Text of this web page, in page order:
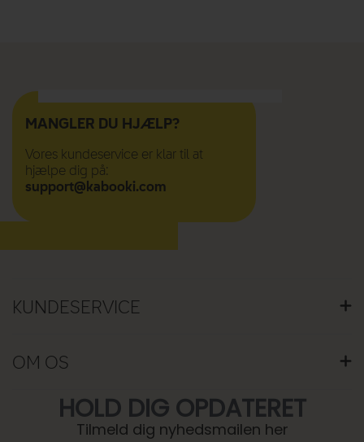
MANGLER DU HJÆLP?
Vores kundeservice er klar til at
hjælpe dig på:
support@kabooki.com
KUNDESERVICE
STØRRELSESGUIDE
FRAGT OG LEVERING
RETUR OG REKLAMATION
PRODUKTINFORMATION
OM OS
VORES HISTORIE
ANSVARLIGHED
CERTIFICERINGER OG KONTROLLER
HOLD DIG OPDATERET
Tilmeld dig nyhedsmailen her